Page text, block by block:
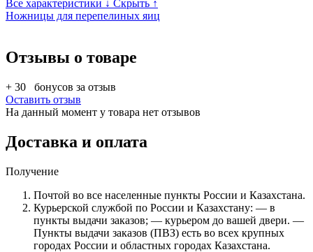
Все характеристики ↓ Скрыть ↑
Ножницы для перепелиных яиц
Отзывы о товаре
+ 30
бонусов за отзыв
Оставить отзыв
На данный момент у товара нет отзывов
Доставка и оплата
Получение
Почтой во все населенные пункты России и Казахстана.
Курьерской службой по России и Казахстану: — в
пункты выдачи заказов; — курьером до вашей двери. —
Пункты выдачи заказов (ПВЗ) есть во всех крупных
городах России и областных городах Казахстана.